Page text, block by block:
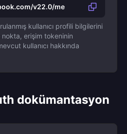
v22.0/me
kullanıcı profili bilgilerini
erişim tokeninin
kullanıcı hakkında
dokümantasyon